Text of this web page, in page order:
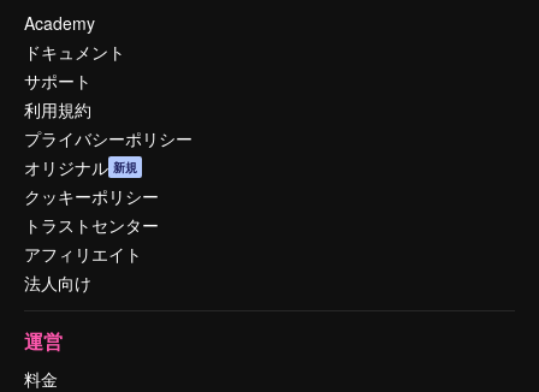
Academy
ドキュメント
サポート
利用規約
プライバシーポリシー
オリジナル 新規
クッキーポリシー
トラストセンター
アフィリエイト
法人向け
運営
料金